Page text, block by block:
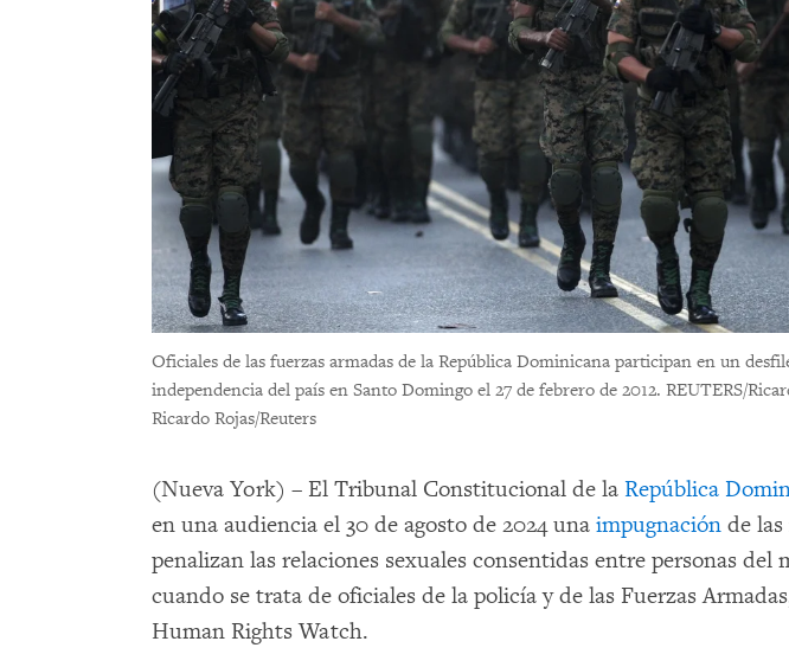
Oficiales de las fuerzas armadas de la República Dominicana participan en un
independencia del país en Santo Domingo el 27 de febrero de 2012. REUTERS/
Ricardo Rojas/Reuters
(Nueva York) – El Tribunal Constitucional de la República
en una audiencia el 30 de agosto de 2024 una impugnación de
penalizan las relaciones sexuales consentidas entre personas del
cuando se trata de oficiales de la policía y de las Fuerzas
Human Rights Watch.